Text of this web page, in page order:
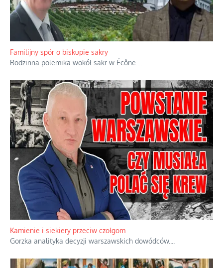
Ciemna strona podręcznikowych mitów historycznych
Historia jest doświadczeniem niepowtarzalnym i tłumaczenie,
że będziemy coś krytykować po to, żeby później znowu jakiegoś
powstania nie zrobili, jest...
Familijny spór o biskupie sakry
Rodzinna polemika wokół sakr w Écône.